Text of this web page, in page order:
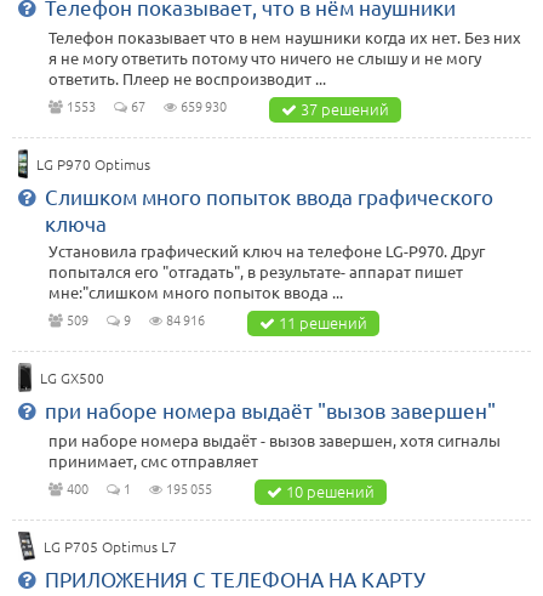
Телефон показывает, что в нём наушники
Телефон показывает что в нем наушники когда их нет. Без них
я не могу ответить потому что ничего не слышу и не могу
ответить. Плеер не воспроизводит ...
1553 67 659 930 37 решений
LG P970 Optimus
Слишком много попыток ввода графического
ключа
Установила графический ключ на телефоне LG-P970. Друг
попытался его "отгадать", в результате- аппарат пишет
мне:"слишком много попыток ввода ...
509 9 84 916 11 решений
LG GX500
при наборе номера выдаёт "вызов завершен"
при наборе номера выдаёт - вызов завершен, хотя сигналы
принимает, смс отправляет
400 1 195 055 10 решений
LG P705 Optimus L7
ПРИЛОЖЕНИЯ С ТЕЛЕФОНА НА КАРТУ